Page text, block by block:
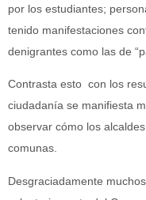
por los estudiantes;
tenido manifestaciones
denigrantes como las de
Contrasta esto con los
ciudadanía se manifiesta
observar cómo los
comunas.
Desgraciadamente